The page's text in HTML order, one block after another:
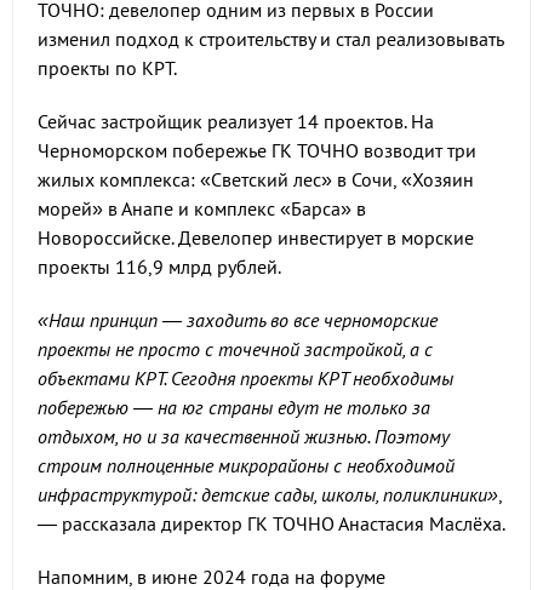
ТОЧНО: девелопер одним из первых в России
изменил подход к строительству и стал реализовывать
проекты по КРТ.
Сейчас застройщик реализует 14 проектов. На
Черноморском побережье ГК ТОЧНО возводит три
жилых комплекса: «Светский лес» в Сочи, «Хозяин
морей» в Анапе и комплекс «Барса» в
Новороссийске. Девелопер инвестирует в морские
проекты 116,9 млрд рублей.
«Наш принцип — заходить во все черноморские
проекты не просто с точечной застройкой, а с
объектами КРТ. Сегодня проекты КРТ необходимы
побережью — на юг страны едут не только за
отдыхом, но и за качественной жизнью. Поэтому
строим полноценные микрорайоны с необходимой
инфраструктурой: детские сады, школы, поликлиники»,
— рассказала директор ГК ТОЧНО Анастасия Маслёха.
Напомним, в июне 2024 года на форуме